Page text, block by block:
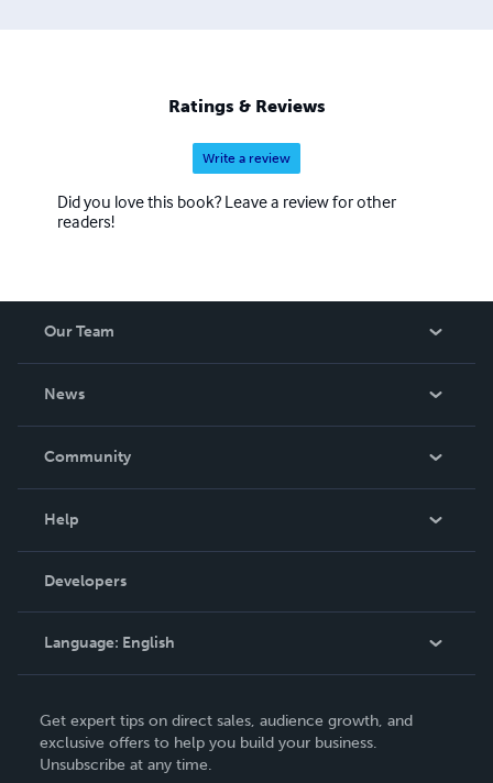
Ratings & Reviews
Write a review
Did you love this book? Leave a review for other
readers!
Our Team
News
In The News
Community
Podcast
Help
Order Lookup
Knowledge Base
Contact Support
Developers
Language: English
Deutsch
Français
Get expert tips on direct sales, audience growth, and
exclusive offers to help you build your business.
Unsubscribe at any time.